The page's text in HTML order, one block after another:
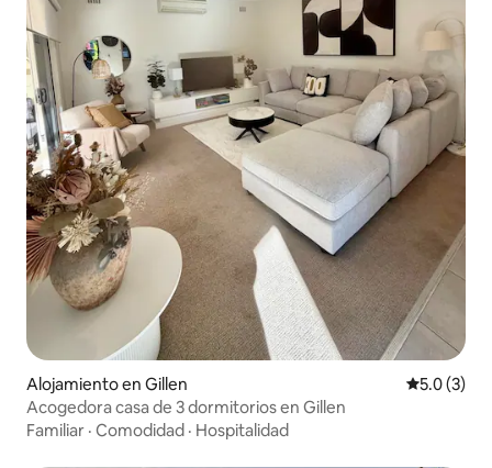
Alojamiento en Gillen
5.0 (3)
Acogedora casa de 3 dormitorios en Gillen
Familiar · Comodidad · Hospitalidad